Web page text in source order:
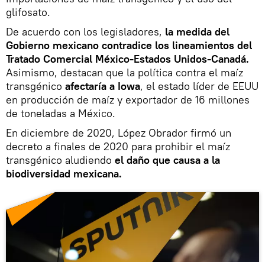
glifosato.
De acuerdo con los legisladores, la medida del
Gobierno mexicano contradice los lineamientos del
Tratado Comercial México-Estados Unidos-Canadá.
Asimismo, destacan que la política contra el maíz
transgénico afectaría a Iowa, el estado líder de EEUU
en producción de maíz y exportador de 16 millones
de toneladas a México.
En diciembre de 2020, López Obrador firmó un
decreto a finales de 2020 para prohibir el maíz
transgénico aludiendo el daño que causa a la
biodiversidad mexicana.